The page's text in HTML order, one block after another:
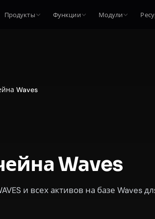
Продукты Функции Модули
Waves
Waves
и всех активов на базе Waves